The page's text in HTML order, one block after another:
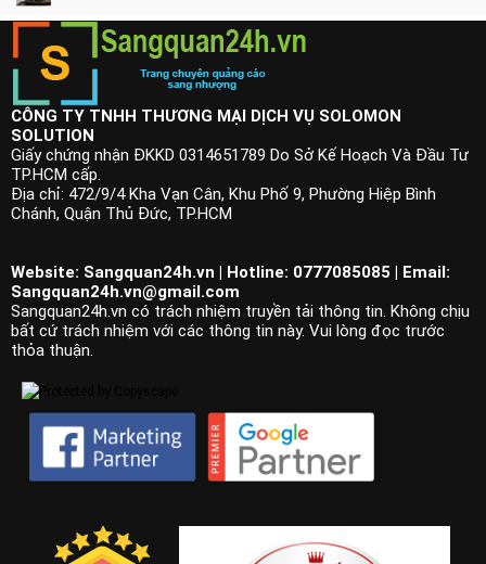
CÔNG TY TNHH THƯƠNG MẠI DỊCH VỤ SOLOMON
SOLUTION
Giấy chứng nhận ĐKKD 0314651789 Do Sở Kế Hoạch Và Đầu Tư
TP.HCM cấp.
Địa chỉ: 472/9/4 Kha Vạn Cân, Khu Phố 9, Phường Hiệp Bình
Chánh, Quận Thủ Đức, TP.HCM
Website: Sangquan24h.vn | Hotline: 0777085085 | Email:
Sangquan24h.vn@gmail.com
Sangquan24h.vn có trách nhiệm truyền tải thông tin. Không chịu
bất cứ trách nhiệm với các thông tin này. Vui lòng đọc trước
thỏa thuận.